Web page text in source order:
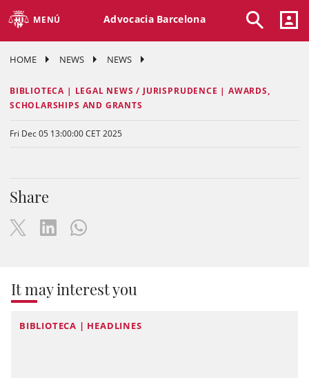
MENÚ Advocacia Barcelona
HOME NEWS NEWS
BIBLIOTECA | LEGAL NEWS / JURISPRUDENCE | AWARDS,
SCHOLARSHIPS AND GRANTS
Fri Dec 05 13:00:00 CET 2025
Share
It may interest you
BIBLIOTECA | HEADLINES